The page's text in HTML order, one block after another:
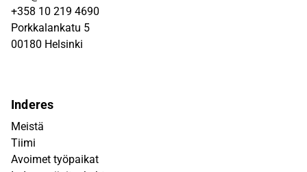
+358 10 219 4690
Porkkalankatu 5
00180 Helsinki
Inderes
Meistä
Tiimi
Avoimet työpaikat